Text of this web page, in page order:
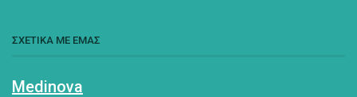
ΣΧΕΤΙΚΑ ΜΕ ΕΜΑΣ
Medinova